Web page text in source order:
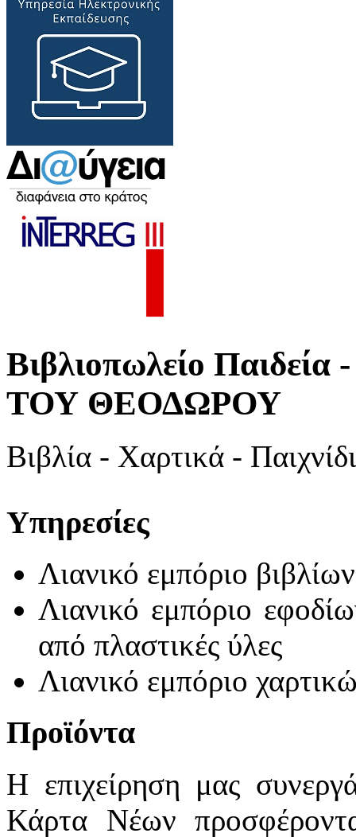
Βιβλιοπωλείο
ΤΟΥ ΘΕΟΔΩΡΟΥ
Βιβλία - Χαρτικά -
Υπηρεσίες
Λιανικό εμπόριο βιβλίων
Λιανικό εμπόριο
από πλαστικές ύλες
Λιανικό εμπόριο
Προϊόντα
Η επιχείρηση μας
Κάρτα Νέων